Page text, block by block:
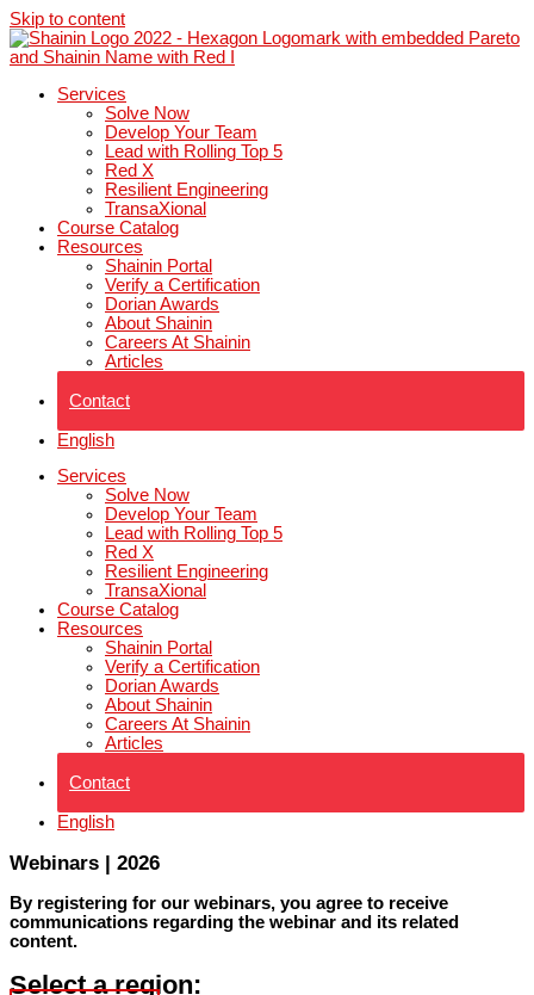
Skip to content
Services
Solve Now
Develop Your Team
Lead with Rolling Top 5
Red X
Resilient Engineering
TransaXional
Course Catalog
Resources
Shainin Portal
Verify a Certification
Dorian Awards
About Shainin
Careers At Shainin
Articles
Contact
English
Services
Solve Now
Develop Your Team
Lead with Rolling Top 5
Red X
Resilient Engineering
TransaXional
Course Catalog
Resources
Shainin Portal
Verify a Certification
Dorian Awards
About Shainin
Careers At Shainin
Articles
Contact
English
Webinars | 2026
By registering for our webinars, you agree to receive
communications regarding the webinar and its related
content.
Select a region: